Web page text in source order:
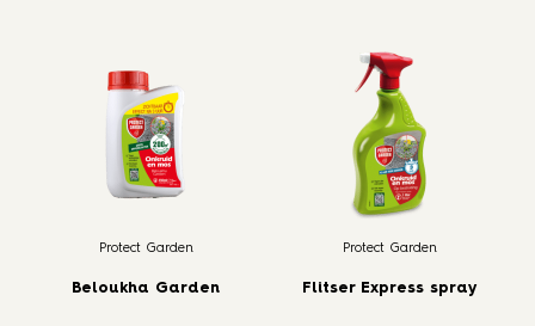
Protect Garden
Beloukha Garden
Protect Garden
Flitser Express spray